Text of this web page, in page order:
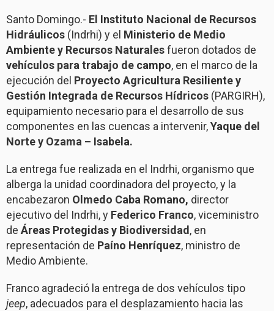
Santo Domingo.- El Instituto Nacional de Recursos
Hidráulicos (Indrhi) y el Ministerio de Medio
Ambiente y Recursos Naturalesfueron dotados de
vehículos para trabajo de campo, en el marco de la
ejecución del Proyecto Agricultura Resiliente y
Gestión Integrada de Recursos Hídricos (PARGIRH),
equipamiento necesario para el desarrollo de sus
componentes en las cuencas a intervenir,Yaque del
Norte y Ozama – Isabela.
La entrega fue realizada en el Indrhi, organismo que
alberga la unidad coordinadora del proyecto, y la
encabezaron Olmedo Caba Romano, director
ejecutivo del Indrhi, y Federico Franco, viceministro
de Áreas Protegidas y Biodiversidad, en
representación de Paíno Henríquez, ministro de
Medio Ambiente.
Franco agradeció la entrega de dos vehículos tipo
jeep, adecuados para el desplazamiento hacia las